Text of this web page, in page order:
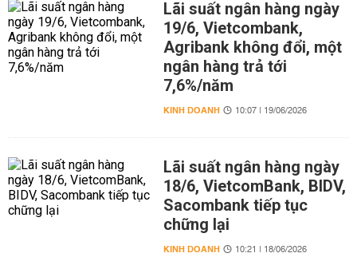
Lãi suất ngân hàng ngày
19/6, Vietcombank,
Agribank không đổi, một
ngân hàng trả tới
7,6%/năm
KINH DOANH 10:07 | 19/06/2026
Lãi suất ngân hàng ngày
18/6, VietcomBank, BIDV,
Sacombank tiếp tục
chững lại
KINH DOANH 10:21 | 18/06/2026